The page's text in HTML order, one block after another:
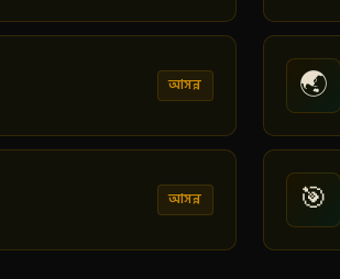
আসন্ন
আসন্ন
🌏
🎯